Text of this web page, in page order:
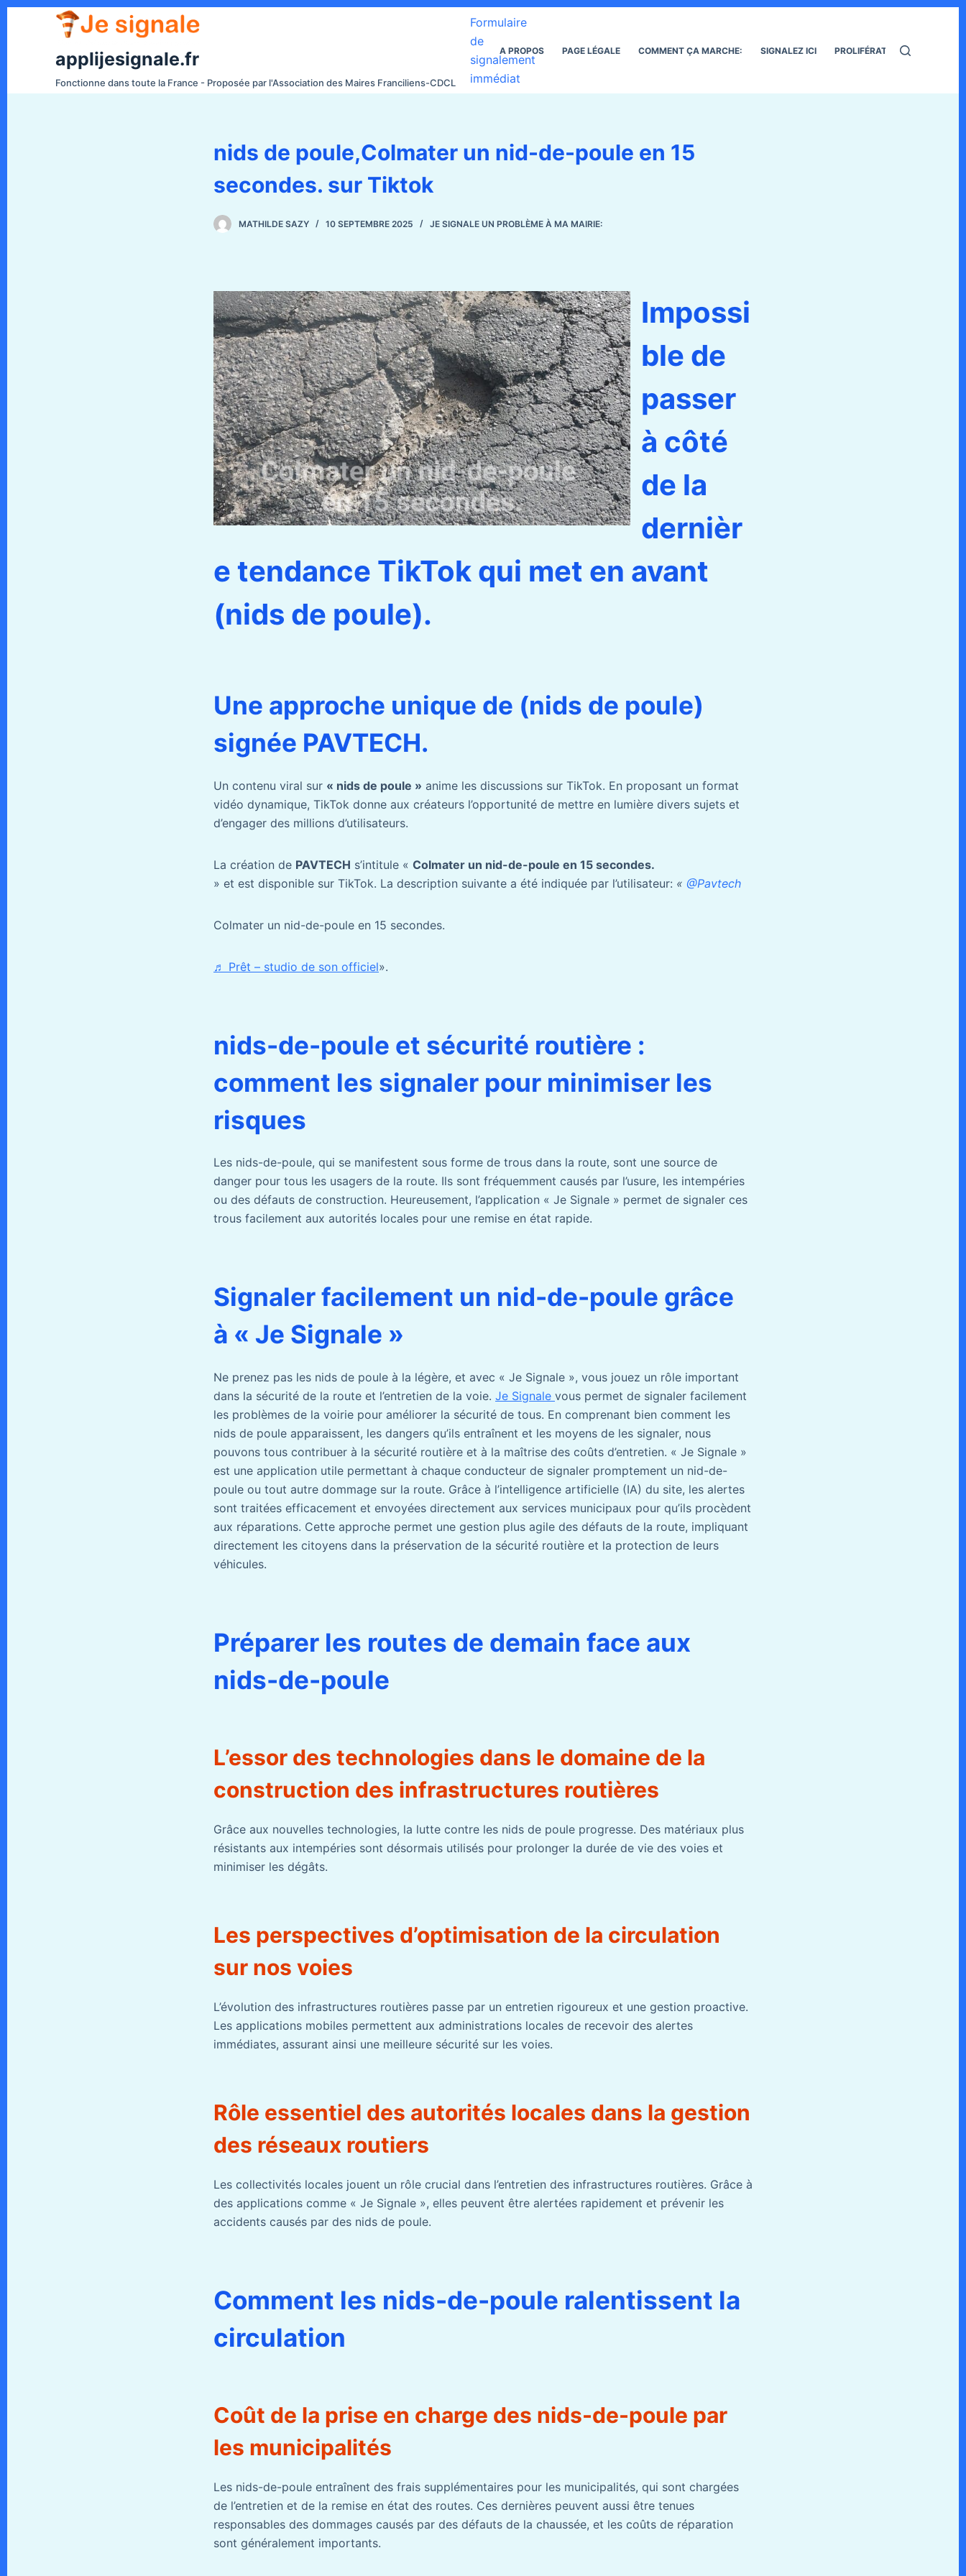
e
applijesignale.fr
Fonctionne dans toute la France - Proposée par l'Association des Maires Franciliens-CDCL
Formulaire
de
signalement
immédiat
A PROPOS PAGE LÉGALE COMMENT ÇA MARCHE: SIGNALEZ ICI PROLIFÉRATION DES RATS
nids de poule,Colmater un nid-de-poule en 15
secondes. sur Tiktok
MATHILDE SAZY 10 SEPTEMBRE 2025 JE SIGNALE UN PROBLÈME À MA MAIRIE:
Impossi
ble de
passer
à côté
de la
dernièr
e tendance TikTok qui met en avant
(nids de poule).
Une approche unique de (nids de poule)
signée PAVTECH.
Un contenu viral sur « nids de poule » anime les discussions sur TikTok. En proposant un format
vidéo dynamique, TikTok donne aux créateurs l’opportunité de mettre en lumière divers sujets et
d’engager des millions d’utilisateurs.
La création de PAVTECH s’intitule « Colmater un nid-de-poule en 15 secondes.
» et est disponible sur TikTok. La description suivante a été indiquée par l’utilisateur: « @Pavtech
Colmater un nid-de-poule en 15 secondes.
♬ Prêt – studio de son officiel».
nids-de-poule et sécurité routière :
comment les signaler pour minimiser les
risques
Les nids-de-poule, qui se manifestent sous forme de trous dans la route, sont une source de
danger pour tous les usagers de la route. Ils sont fréquemment causés par l’usure, les intempéries
ou des défauts de construction. Heureusement, l’application « Je Signale » permet de signaler ces
trous facilement aux autorités locales pour une remise en état rapide.
Signaler facilement un nid-de-poule grâce
à « Je Signale »
Ne prenez pas les nids de poule à la légère, et avec « Je Signale », vous jouez un rôle important
dans la sécurité de la route et l’entretien de la voie. Je Signale vous permet de signaler facilement
les problèmes de la voirie pour améliorer la sécurité de tous. En comprenant bien comment les
nids de poule apparaissent, les dangers qu’ils entraînent et les moyens de les signaler, nous
pouvons tous contribuer à la sécurité routière et à la maîtrise des coûts d’entretien. « Je Signale »
est une application utile permettant à chaque conducteur de signaler promptement un nid-de-
poule ou tout autre dommage sur la route. Grâce à l’intelligence artificielle (IA) du site, les alertes
sont traitées efficacement et envoyées directement aux services municipaux pour qu’ils procèdent
aux réparations. Cette approche permet une gestion plus agile des défauts de la route, impliquant
directement les citoyens dans la préservation de la sécurité routière et la protection de leurs
véhicules.
Préparer les routes de demain face aux
nids-de-poule
L’essor des technologies dans le domaine de la
construction des infrastructures routières
Grâce aux nouvelles technologies, la lutte contre les nids de poule progresse. Des matériaux plus
résistants aux intempéries sont désormais utilisés pour prolonger la durée de vie des voies et
minimiser les dégâts.
Les perspectives d’optimisation de la circulation
sur nos voies
L’évolution des infrastructures routières passe par un entretien rigoureux et une gestion proactive.
Les applications mobiles permettent aux administrations locales de recevoir des alertes
immédiates, assurant ainsi une meilleure sécurité sur les voies.
Rôle essentiel des autorités locales dans la gestion
des réseaux routiers
Les collectivités locales jouent un rôle crucial dans l’entretien des infrastructures routières. Grâce à
des applications comme « Je Signale », elles peuvent être alertées rapidement et prévenir les
accidents causés par des nids de poule.
Comment les nids-de-poule ralentissent la
circulation
Coût de la prise en charge des nids-de-poule par
les municipalités
Les nids-de-poule entraînent des frais supplémentaires pour les municipalités, qui sont chargées
de l’entretien et de la remise en état des routes. Ces dernières peuvent aussi être tenues
responsables des dommages causés par des défauts de la chaussée, et les coûts de réparation
sont généralement importants.